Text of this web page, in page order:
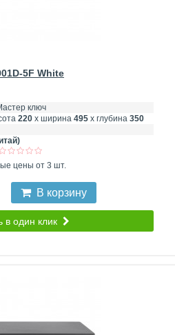
5F White
ключ
220 х ширина 495 х глубина 350
цены от 3 шт.
В корзину
в один клик